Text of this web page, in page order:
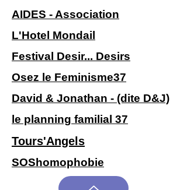
AIDES - Association
L'Hotel Mondail
Festival Desir... Desirs
Osez le Feminisme37
David & Jonathan - (dite D&J)
le planning familial 37
Tours'Angels
SOShomophobie